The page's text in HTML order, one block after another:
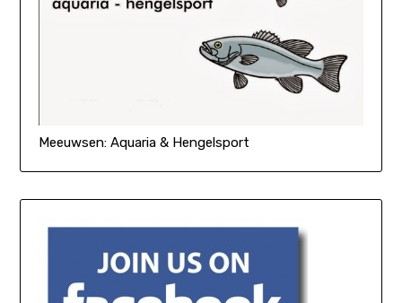
Meeuwsen: Aquaria & Hengelsport